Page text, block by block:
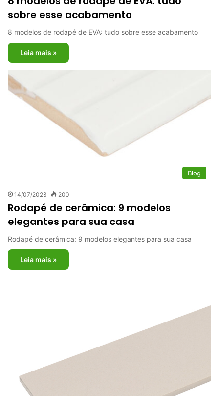
sobre esse acabamento
8 modelos de rodapé de EVA: tudo sobre esse acabamento
Leia mais »
Blog
14/07/2023 200
Rodapé de cerâmica: 9 modelos
elegantes para sua casa
Rodapé de cerâmica: 9 modelos elegantes para sua casa
Leia mais »